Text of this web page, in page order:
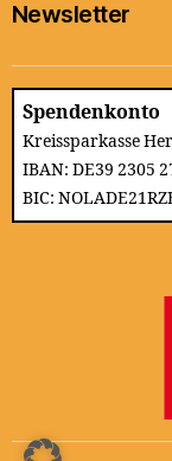
Newsletter
Spendenkonto
Kreissparkasse
IBAN: DE39 2305
BIC: